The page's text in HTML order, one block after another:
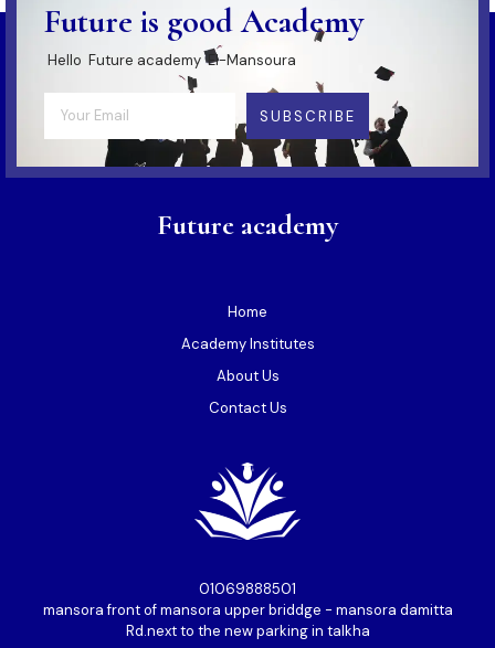
Future is good Academy
Hello Future academy El-Mansoura
SUBSCRIBE
Future academy
Home
Academy Institutes
About Us
Contact Us
01069888501⁩
mansora front of mansora upper briddge - mansora damitta
Rd.next to the new parking in talkha